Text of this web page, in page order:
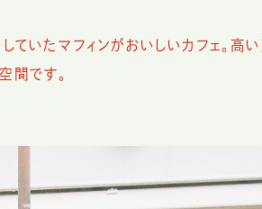
いたマフィンがおいしいカフェ。高
間です。